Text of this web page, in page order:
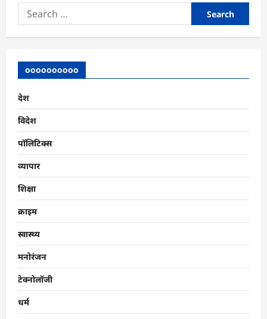
Search
for:
oooooooooo
देश
विदेश
पॉलिटिक्स
व्यापार
शिक्षा
क्राइम
स्वास्थ्य
मनोरंजन
टेक्नोलॉजी
धर्म